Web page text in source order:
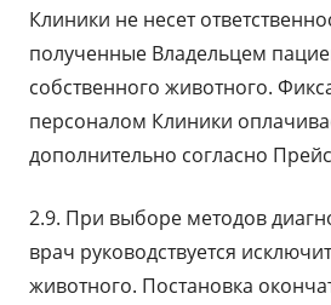
Клиники не несет
полученные Владельцем
собственного животного.
персоналом Клиники
дополнительно согласно
2.9. При выборе методов
врач руководствуется
животного. Постановка